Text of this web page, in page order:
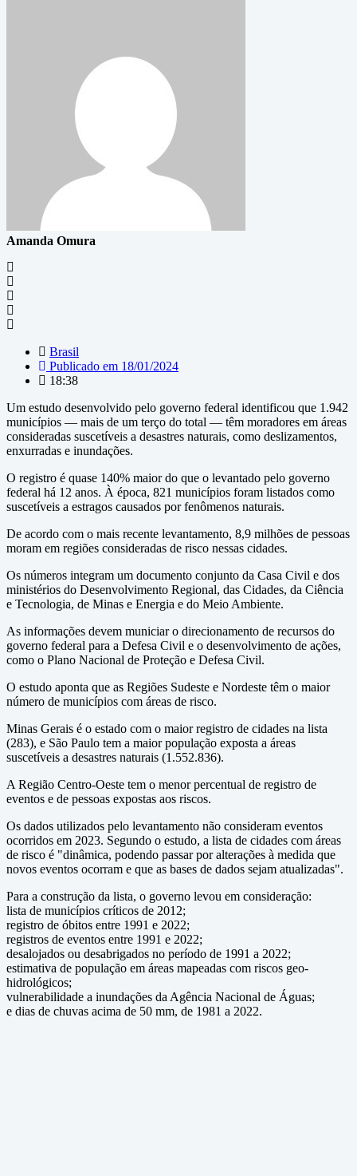
Amanda Omura
Brasil
Publicado em 18/01/2024
18:38
Um estudo desenvolvido pelo governo federal identificou que 1.942
municípios — mais de um terço do total — têm moradores em áreas
consideradas suscetíveis a desastres naturais, como deslizamentos,
enxurradas e inundações.
O registro é quase 140% maior do que o levantado pelo governo
federal há 12 anos. À época, 821 municípios foram listados como
suscetíveis a estragos causados por fenômenos naturais.
De acordo com o mais recente levantamento, 8,9 milhões de pessoas
moram em regiões consideradas de risco nessas cidades.
Os números integram um documento conjunto da Casa Civil e dos
ministérios do Desenvolvimento Regional, das Cidades, da Ciência
e Tecnologia, de Minas e Energia e do Meio Ambiente.
As informações devem municiar o direcionamento de recursos do
governo federal para a Defesa Civil e o desenvolvimento de ações,
como o Plano Nacional de Proteção e Defesa Civil.
O estudo aponta que as Regiões Sudeste e Nordeste têm o maior
número de municípios com áreas de risco.
Minas Gerais é o estado com o maior registro de cidades na lista
(283), e São Paulo tem a maior população exposta a áreas
suscetíveis a desastres naturais (1.552.836).
A Região Centro-Oeste tem o menor percentual de registro de
eventos e de pessoas expostas aos riscos.
Os dados utilizados pelo levantamento não consideram eventos
ocorridos em 2023. Segundo o estudo, a lista de cidades com áreas
de risco é "dinâmica, podendo passar por alterações à medida que
novos eventos ocorram e que as bases de dados sejam atualizadas".
Para a construção da lista, o governo levou em consideração:
lista de municípios críticos de 2012;
registro de óbitos entre 1991 e 2022;
registros de eventos entre 1991 e 2022;
desalojados ou desabrigados no período de 1991 a 2022;
estimativa de população em áreas mapeadas com riscos geo-
hidrológicos;
vulnerabilidade a inundações da Agência Nacional de Águas;
e dias de chuvas acima de 50 mm, de 1981 a 2022.